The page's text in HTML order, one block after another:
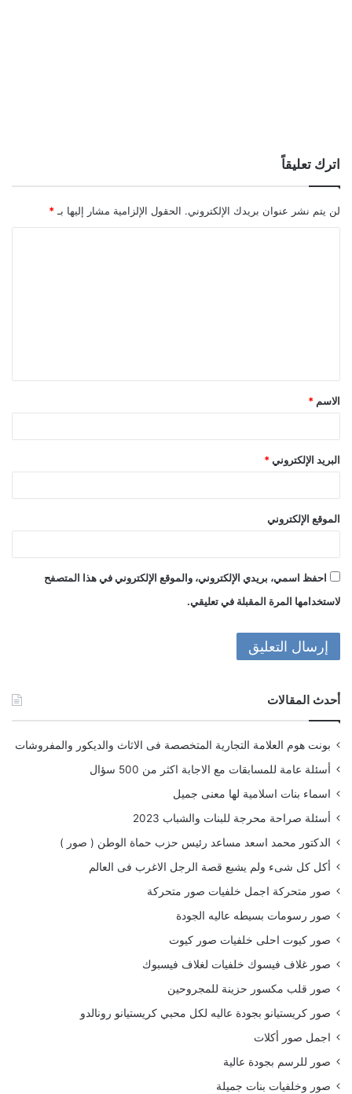
اترك تعليقاً
لن يتم نشر عنوان بريدك الإلكتروني. الحقول الإلزامية مشار إليها بـ *
ق
*
الاسم *
البريد الإلكتروني *
الموقع الإلكتروني
احفظ اسمي، بريدي الإلكتروني، والموقع الإلكتروني في هذا المتصفح
لاستخدامها المرة المقبلة في تعليقي.
أحدث المقالات
بونت هوم العلامة التجارية المتخصصة فى الاثاث والديكور والمفروشات
أسئلة عامة للمسابقات مع الاجابة اكثر من 500 سؤال
اسماء بنات اسلامية لها معنى جميل
أسئلة صراحة محرجة للبنات والشباب 2023
الدكتور محمد اسعد مساعد رئيس حزب حماة الوطن ( صور )
أكل كل شىء ولم يشبع قصة الرجل الاغرب فى العالم
صور متحركة اجمل خلفيات صور متحركة
صور رسومات بسيطه عاليه الجودة
صور كيوت احلى خلفيات صور كيوت
صور غلاف فيسوك خلفيات لغلاف فيسبوك
صور قلب مكسور حزينة للمجروحين
صور كريستيانو بجودة عاليه لكل محبي كريستيانو رونالدو
اجمل صور أكلات
صور للرسم بجودة عالية
صور وخلفيات بنات جميلة